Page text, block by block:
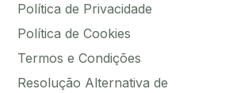
Política de Privacidade
Política de Cookies
Termos e Condições
Resolução Alternativa de